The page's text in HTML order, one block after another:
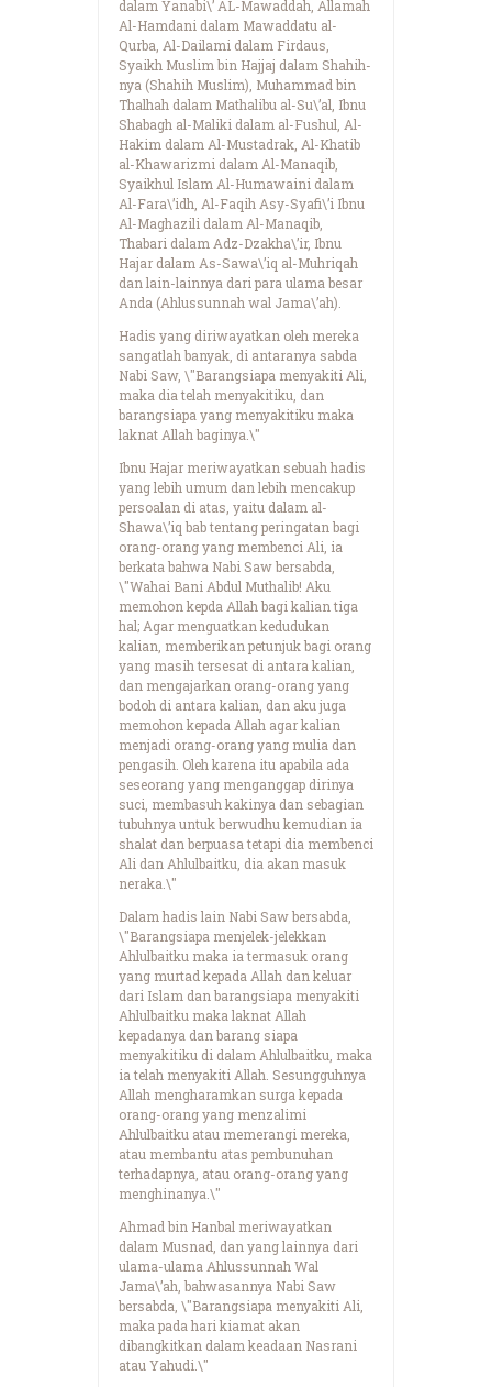
dalam Yanabi\’ AL-Mawaddah, Allamah
Al-Hamdani dalam Mawaddatu al-
Qurba, Al-Dailami dalam Firdaus,
Syaikh Muslim bin Hajjaj dalam Shahih-
nya (Shahih Muslim), Muhammad bin
Thalhah dalam Mathalibu al-Su\’al, Ibnu
Shabagh al-Maliki dalam al-Fushul, Al-
Hakim dalam Al-Mustadrak, Al-Khatib
al-Khawarizmi dalam Al-Manaqib,
Syaikhul Islam Al-Humawaini dalam
Al-Fara\’idh, Al-Faqih Asy-Syafi\’i Ibnu
Al-Maghazili dalam Al-Manaqib,
Thabari dalam Adz-Dzakha\’ir, Ibnu
Hajar dalam As-Sawa\’iq al-Muhriqah
dan lain-lainnya dari para ulama besar
Anda (Ahlussunnah wal Jama\’ah).
Hadis yang diriwayatkan oleh mereka
sangatlah banyak, di antaranya sabda
Nabi Saw, \"Barangsiapa menyakiti Ali,
maka dia telah menyakitiku, dan
barangsiapa yang menyakitiku maka
laknat Allah baginya.\"
Ibnu Hajar meriwayatkan sebuah hadis
yang lebih umum dan lebih mencakup
persoalan di atas, yaitu dalam al-
Shawa\’iq bab tentang peringatan bagi
orang-orang yang membenci Ali, ia
berkata bahwa Nabi Saw bersabda,
\"Wahai Bani Abdul Muthalib! Aku
memohon kepda Allah bagi kalian tiga
hal; Agar menguatkan kedudukan
kalian, memberikan petunjuk bagi orang
yang masih tersesat di antara kalian,
dan mengajarkan orang-orang yang
bodoh di antara kalian, dan aku juga
memohon kepada Allah agar kalian
menjadi orang-orang yang mulia dan
pengasih. Oleh karena itu apabila ada
seseorang yang menganggap dirinya
suci, membasuh kakinya dan sebagian
tubuhnya untuk berwudhu kemudian ia
shalat dan berpuasa tetapi dia membenci
Ali dan Ahlulbaitku, dia akan masuk
neraka.\"
Dalam hadis lain Nabi Saw bersabda,
\"Barangsiapa menjelek-jelekkan
Ahlulbaitku maka ia termasuk orang
yang murtad kepada Allah dan keluar
dari Islam dan barangsiapa menyakiti
Ahlulbaitku maka laknat Allah
kepadanya dan barang siapa
menyakitiku di dalam Ahlulbaitku, maka
ia telah menyakiti Allah. Sesungguhnya
Allah mengharamkan surga kepada
orang-orang yang menzalimi
Ahlulbaitku atau memerangi mereka,
atau membantu atas pembunuhan
terhadapnya, atau orang-orang yang
menghinanya.\"
Ahmad bin Hanbal meriwayatkan
dalam Musnad, dan yang lainnya dari
ulama-ulama Ahlussunnah Wal
Jama\’ah, bahwasannya Nabi Saw
bersabda, \"Barangsiapa menyakiti Ali,
maka pada hari kiamat akan
dibangkitkan dalam keadaan Nasrani
atau Yahudi.\"